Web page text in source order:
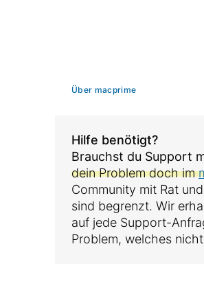
Über macprime
Hilfe benötigt?
Brauchst du Support
dein Problem doch im
Community mit Rat
sind begrenzt. Wir
auf jede Support-
Problem, welches